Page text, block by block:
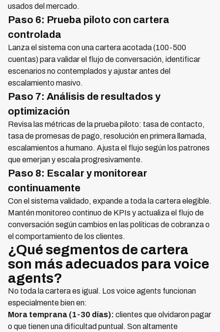
usados del mercado.
Paso 6: Prueba piloto con cartera
controlada
Lanza el sistema con una cartera acotada (100-500
cuentas) para validar el flujo de conversación, identificar
escenarios no contemplados y ajustar antes del
escalamiento masivo.
Paso 7: Análisis de resultados y
optimización
Revisa las métricas de la prueba piloto: tasa de contacto,
tasa de promesas de pago, resolución en primera llamada,
escalamientos a humano. Ajusta el flujo según los patrones
que emerjan y escala progresivamente.
Paso 8: Escalar y monitorear
continuamente
Con el sistema validado, expande a toda la cartera elegible.
Mantén monitoreo continuo de KPIs y actualiza el flujo de
conversación según cambios en las políticas de cobranza o
el comportamiento de los clientes.
¿Qué segmentos de cartera
son más adecuados para voice
agents?
No toda la cartera es igual. Los voice agents funcionan
especialmente bien en:
Mora temprana (1-30 días): clientes que olvidaron pagar
o que tienen una dificultad puntual. Son altamente